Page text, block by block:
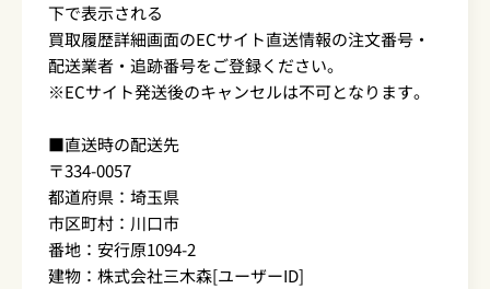
下で表示される
買取履歴詳細画面のECサイト直送情報の注文番号・
配送業者・追跡番号をご登録ください。
※ECサイト発送後のキャンセルは不可となります。
■直送時の配送先
〒334-0057
都道府県：埼玉県
市区町村：川口市
番地：安行原1094-2
建物：株式会社三木森[ユーザーID]